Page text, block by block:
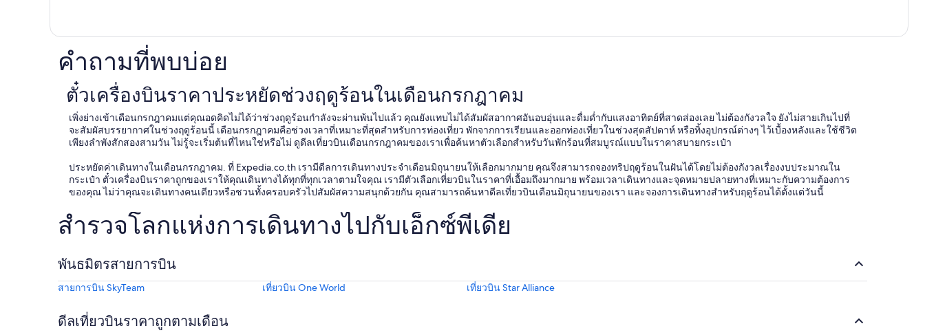
คำถามที่พบบ่อย
ตั๋วเครื่องบินราคาประหยัดช่วงฤดูร้อนในเดือนกรกฎาคม
เพิ่งย่างเข้าเดือนกรกฎาคมแต่คุณอดคิดไม่ได้ว่าช่วงฤดูร้อนกำลังจะผ่านพ้นไปแล้ว คุณยังแทบไม่ได้สัมผัสอากาศอันอบอุ่นและดื่มด่ำกับแสงอาทิตย์ที่สาดส่องเลย ไม่ต้องกังวลใจ ยังไม่สายเกินไปที่
จะสัมผัสบรรยากาศในช่วงฤดูร้อนนี้ เดือนกรกฎาคมคือช่วงเวลาที่เหมาะที่สุดสำหรับการท่องเที่ยว พักจากการเรียนและออกท่องเที่ยวในช่วงสุดสัปดาห์ หรือทิ้งอุปกรณ์ต่างๆ ไว้เบื้องหลังและใช้ชีวิต
เพียงลำพังสักสองสามวัน ไม่รู้จะเริ่มต้นที่ไหนใช่หรือไม่ ดูดีลเที่ยวบินเดือนกรกฎาคมของเราเพื่อค้นหาตัวเลือกสำหรับวันพักร้อนที่สมบูรณ์แบบในราคาสบายกระเป๋า
ประหยัดค่าเดินทางในเดือนกรกฎาคม. ที่ Expedia.co.th เรามีดีลการเดินทางประจำเดือนมิถุนายนให้เลือกมากมาย คุณจึงสามารถจองทริปฤดูร้อนในฝันได้โดยไม่ต้องกังวลเรื่องงบประมาณใน
กระเป๋า ตั๋วเครื่องบินราคาถูกของเราให้คุณเดินทางได้ทุกที่ทุกเวลาตามใจคุณ เรามีตัวเลือกเที่ยวบินในราคาที่เอื้อมถึงมากมาย พร้อมเวลาเดินทางและจุดหมายปลายทางที่เหมาะกับความต้องการ
ของคุณ ไม่ว่าคุณจะเดินทางคนเดียวหรือชวนทั้งครอบครัวไปสัมผัสความสนุกด้วยกัน คุณสามารถค้นหาดีลเที่ยวบินเดือนมิถุนายนของเรา และจองการเดินทางสำหรับฤดูร้อนได้ตั้งแต่วันนี้
สำรวจโลกแห่งการเดินทางไปกับเอ็กซ์พีเดีย
พันธมิตรสายการบิน
สายการบิน SkyTeam เที่ยวบิน One World เที่ยวบิน Star Alliance
ดีลเที่ยวบินราคาถูกตามเดือน